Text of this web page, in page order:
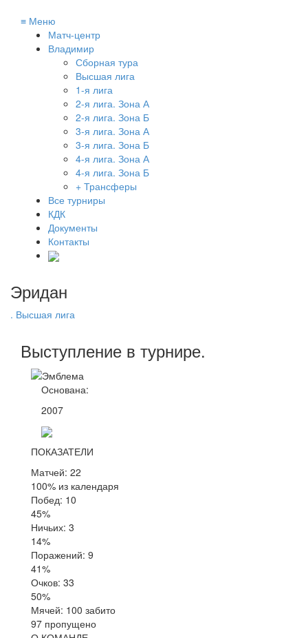
≡ Меню
Матч-центр
Владимир
Сборная тура
Высшая лига
1-я лига
2-я лига. Зона А
2-я лига. Зона Б
3-я лига. Зона А
3-я лига. Зона Б
4-я лига. Зона А
4-я лига. Зона Б
+ Трансферы
Все турниры
КДК
Документы
Контакты
Эридан
. Высшая лига
Выступление в турнире.
Основана:
2007
ПОКАЗАТЕЛИ
Матчей: 22
100% из календаря
Побед: 10
45%
Ничьих: 3
14%
Поражений: 9
41%
Очков: 33
50%
Мячей: 100 забито
97 пропущено